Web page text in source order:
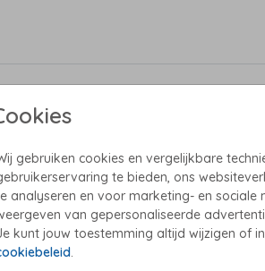
gebruiken cookies en vergelijkbare
te bieden, ons
analyseren en voor marketing- en sociale
van gepersonaliseerde
kunt jouw toestemming altijd wijzigen of
.